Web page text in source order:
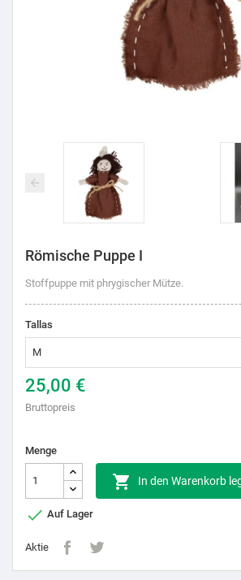
Römische Puppe I
Stoffpuppe mit phrygischer Mütze.
Tallas
25,00 €
Bruttopreis
Menge
 In den Warenkorb
 Auf Lager
Aktie